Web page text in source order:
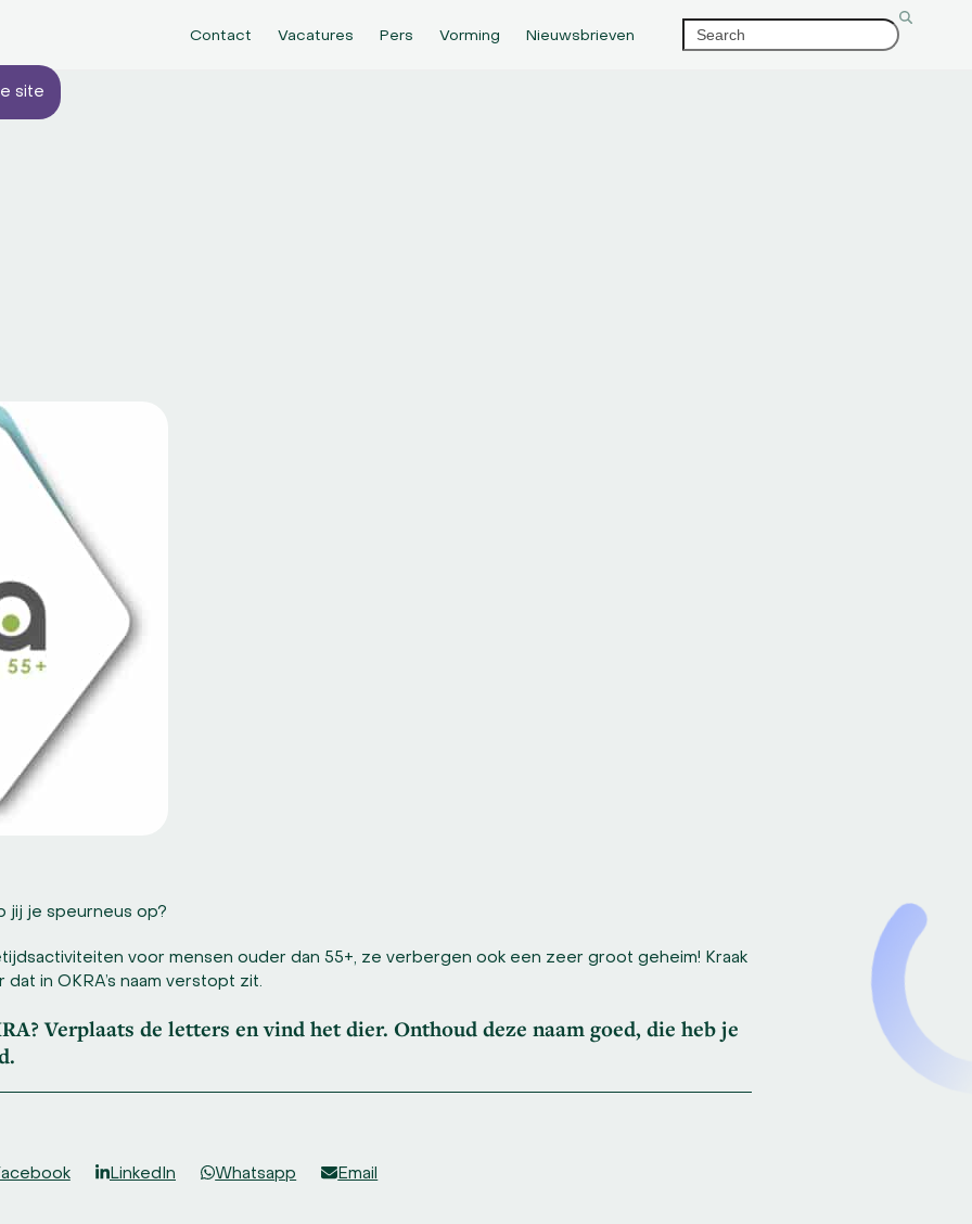
Contact Vacatures Pers Vorming Nieuwsbrieven
Search
site
jij je speurneus op?
voor mensen ouder dan 55+, ze verbergen ook een zeer groot geheim! Kraak
in OKRA’s naam verstopt zit.
Verplaats de letters en vind het dier. Onthoud deze naam goed, die heb je
LinkedIn Whatsapp Email